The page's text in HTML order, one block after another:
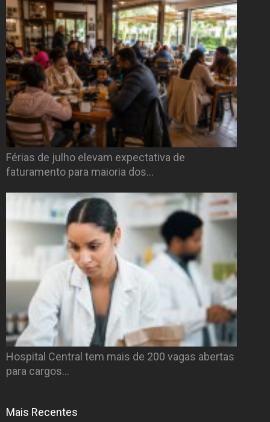
Férias de julho elevam expectativa de
faturamento para maioria dos…
Hospital Central tem mais de 200 vagas abertas
para cargos…
Mais Recentes